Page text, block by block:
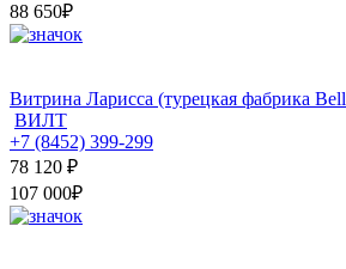
88 650₽
Витрина Ларисса (турецкая фабрика
ВИЛТ
+7 (8452) 399-299
78 120 ₽
107 000₽